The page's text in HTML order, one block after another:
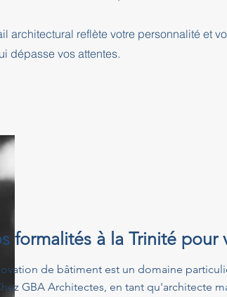
reflète votre personnalité et
dépasse vos attentes.
formalités à la Trinité pour
de bâtiment est un domaine
GBA Architectes, en tant qu'architecte